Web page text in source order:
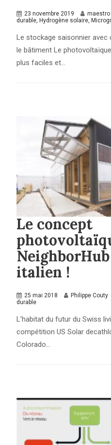
23 novembre 2019 maestro
durable,Hydrogène solaire,
Le stockage saisonnier avec
le bâtiment Le
plus faciles et...
Le concept
italien !
25 mai 2018 Philippe Couty
durable
L’habitat du futur du Swiss
compétition US Solar
Colorado...